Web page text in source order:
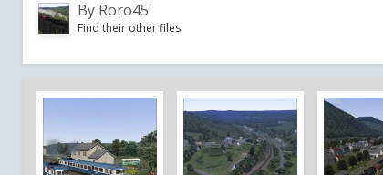
By Roro45
Find their other files